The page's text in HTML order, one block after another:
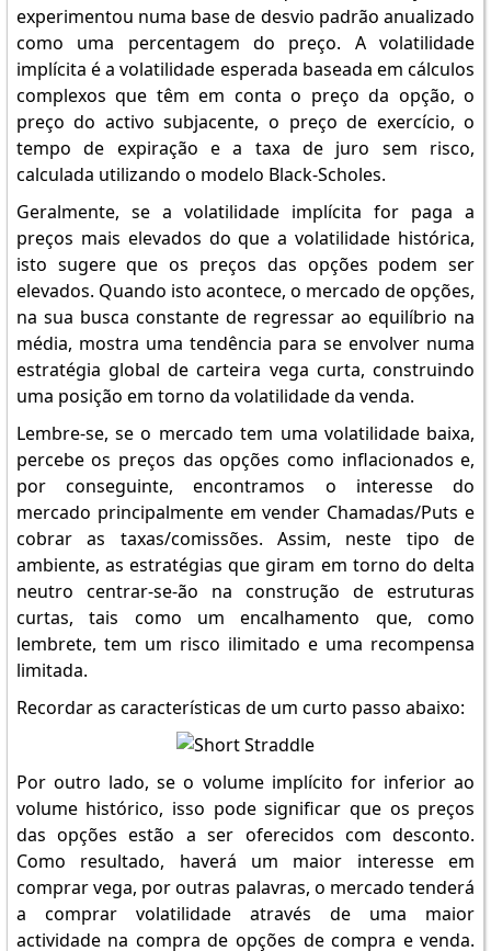
experimentou numa base de desvio padrão anualizado
como uma percentagem do preço. A volatilidade
implícita é a volatilidade esperada baseada em cálculos
complexos que têm em conta o preço da opção, o
preço do activo subjacente, o preço de exercício, o
tempo de expiração e a taxa de juro sem risco,
calculada utilizando o modelo Black-Scholes.
Geralmente, se a volatilidade implícita for paga a
preços mais elevados do que a volatilidade histórica,
isto sugere que os preços das opções podem ser
elevados. Quando isto acontece, o mercado de opções,
na sua busca constante de regressar ao equilíbrio na
média, mostra uma tendência para se envolver numa
estratégia global de carteira vega curta, construindo
uma posição em torno da volatilidade da venda.
Lembre-se, se o mercado tem uma volatilidade baixa,
percebe os preços das opções como inflacionados e,
por conseguinte, encontramos o interesse do
mercado principalmente em vender Chamadas/Puts e
cobrar as taxas/comissões. Assim, neste tipo de
ambiente, as estratégias que giram em torno do delta
neutro centrar-se-ão na construção de estruturas
curtas, tais como um encalhamento que, como
lembrete, tem um risco ilimitado e uma recompensa
limitada.
Recordar as características de um curto passo abaixo:
Por outro lado, se o volume implícito for inferior ao
volume histórico, isso pode significar que os preços
das opções estão a ser oferecidos com desconto.
Como resultado, haverá um maior interesse em
comprar vega, por outras palavras, o mercado tenderá
a comprar volatilidade através de uma maior
actividade na compra de opções de compra e venda.